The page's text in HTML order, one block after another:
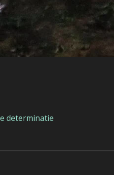
determinatie